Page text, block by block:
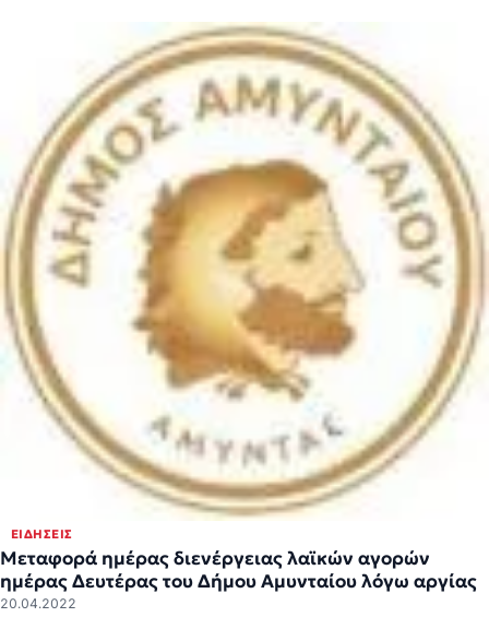
ΕΙΔΉΣΕΙΣ
Μεταφορά ημέρας διενέργειας λαϊκών αγορών
ημέρας Δευτέρας του Δήμου Αμυνταίου λόγω αργίας
20.04.2022